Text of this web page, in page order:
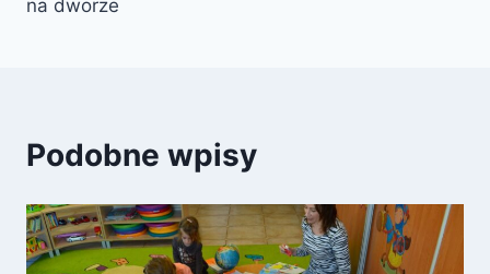
na dworze
Podobne wpisy